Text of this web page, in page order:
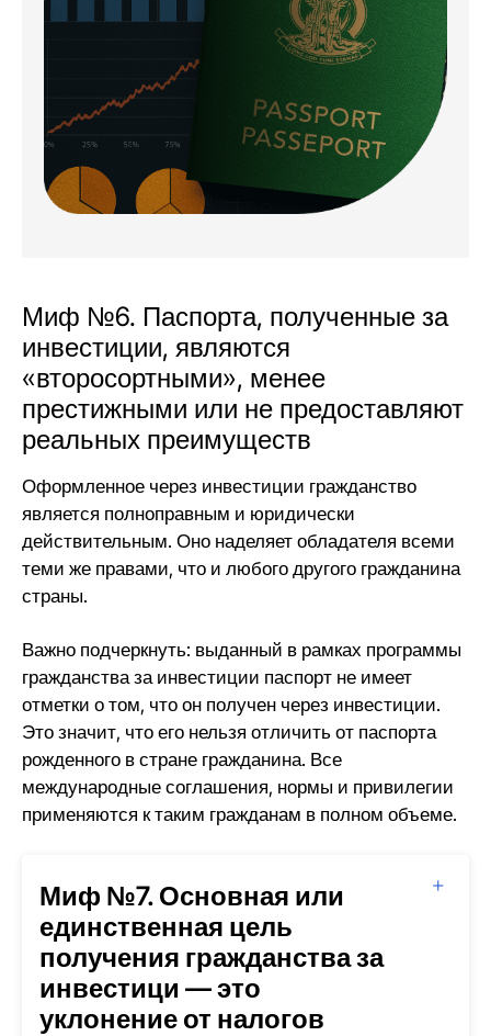
Миф №6. Паспорта, полученные за
инвестиции, являются
«второсортными», менее
престижными или не предоставляют
реальных преимуществ
Оформленное через инвестиции гражданство
является полноправным и юридически
действительным. Оно наделяет обладателя всеми
теми же правами, что и любого другого гражданина
страны.
Важно подчеркнуть: выданный в рамках программы
гражданства за инвестиции паспорт не имеет
отметки о том, что он получен через инвестиции.
Это значит, что его нельзя отличить от паспорта
рожденного в стране гражданина. Все
международные соглашения, нормы и привилегии
применяются к таким гражданам в полном объеме.
Миф №7. Основная или
единственная цель
получения гражданства за
инвестици — это
уклонение от налогов